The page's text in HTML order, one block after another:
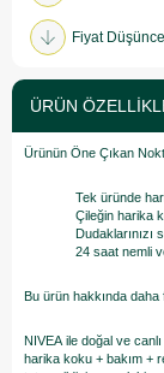
Fiyat
ÜRÜN
Ürünün Öne Çıkan
Tek üründe
Çileğin harika
24 saat nemli
Bu ürün hakkında daha
NIVEA ile doğal ve
harika koku + bakım +